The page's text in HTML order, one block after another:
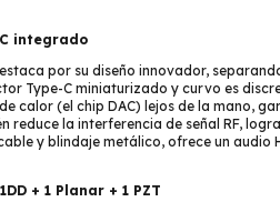
integrado
por su diseño innovador,
Type-C miniaturizado y curvo es
calor (el chip DAC) lejos de la mano,
reduce la interferencia de señal RF,
y blindaje metálico, ofrece un audio
+ 1 Planar + 1 PZT